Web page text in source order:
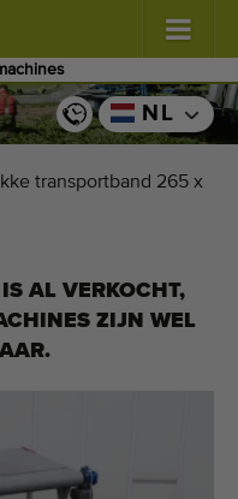
personeel
NL
transportband 265 x
AL VERKOCHT,
ZIJN WEL